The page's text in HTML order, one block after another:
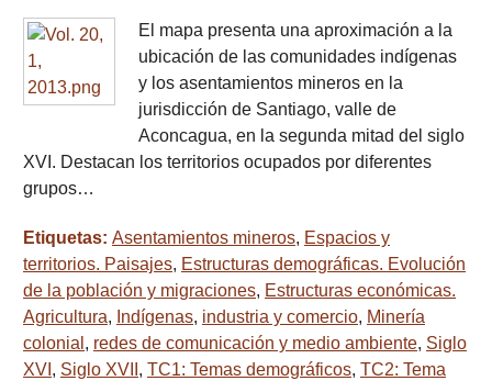
El mapa presenta una aproximación a la
ubicación de las comunidades indígenas
y los asentamientos mineros en la
jurisdicción de Santiago, valle de
Aconcagua, en la segunda mitad del siglo
XVI. Destacan los territorios ocupados por diferentes
grupos…
Etiquetas: Asentamientos mineros, Espacios y
territorios. Paisajes, Estructuras demográficas. Evolución
de la población y migraciones, Estructuras económicas.
Agricultura, Indígenas, industria y comercio, Minería
colonial , redes de comunicación y medio ambiente, Siglo
XVI , Siglo XVII , TC1: Temas demográficos, TC2: Tema